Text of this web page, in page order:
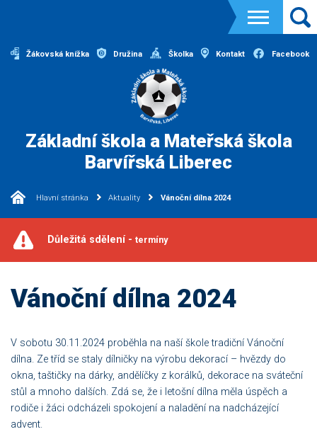
Žákovská knížka Družina Školka Kontakt Facebook
Základní škola a Mateřská škola
Barvířská Liberec
Hlavní stránka Aktuality Vánoční dílna 2024
Důležitá sdělení - termíny
Vánoční dílna 2024
V sobotu 30.11.2024 proběhla na naší škole tradiční Vánoční
dílna. Ze tříd se staly dílničky na výrobu dekorací – hvězdy do
okna, taštičky na dárky, andělíčky z korálků, dekorace na sváteční
stůl a mnoho dalších. Zdá se, že i letošní dílna měla úspěch a
rodiče i žáci odcházeli spokojení a naladění na nadcházející
advent.